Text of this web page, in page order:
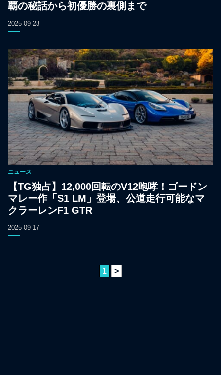
覇の秘話から初優勝の裏側まで
2025 09 28
ニュース
【TG独占】12,000回転のV12咆哮！ゴードン
マレー作「S1 LM」登場、公道走行可能なマ
クラーレンF1 GTR
2025 09 17
1 >